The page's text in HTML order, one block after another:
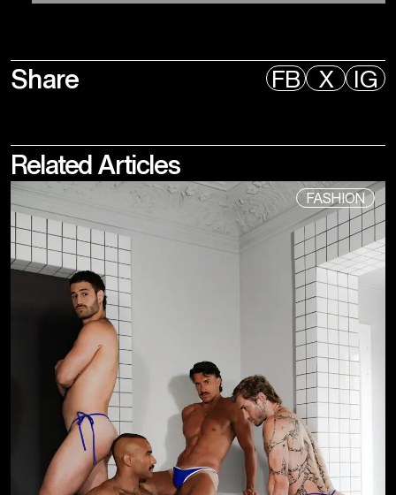
Share FB X IG
Related Articles
FASHION